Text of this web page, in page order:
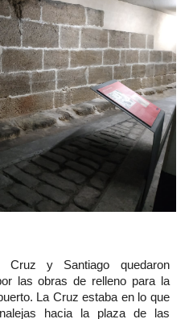
Cruz y Santiago quedaron
las obras de relleno para la
La Cruz estaba en lo que
hacia la plaza de las